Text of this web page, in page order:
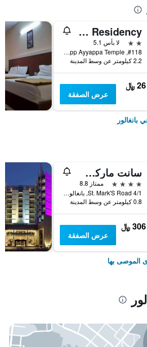
Green`s Residency
2 نجمتين
لا بأس 5.1
#118, Kalasipalyam Main Road Opp Ayyappa Temple, بانغالور, الهند
2.2 كيلومتر عن وسط المدينة
26 ﷼
عرض الصفقة
سانت ماركس هوتل بينجالورو، إه ميمبر أوف راديسون إنديفيدوالز
4 نجوم
ممتاز 8.8
4/1 St. Mark'S Road, بانغالور, الهند
0.8 كيلومتر عن وسط المدينة
306 ﷼
عرض الصفقة
الموصى بها